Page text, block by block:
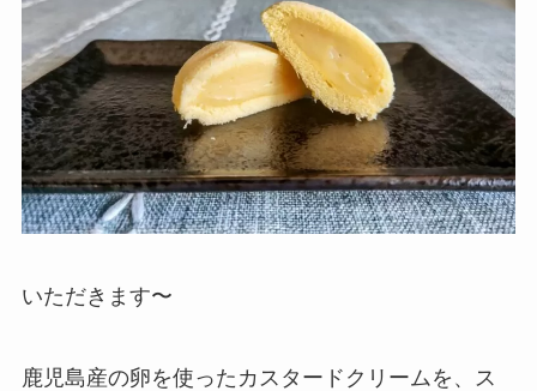
いただきます〜
鹿児島産の卵を使ったカスタードクリームを、ス